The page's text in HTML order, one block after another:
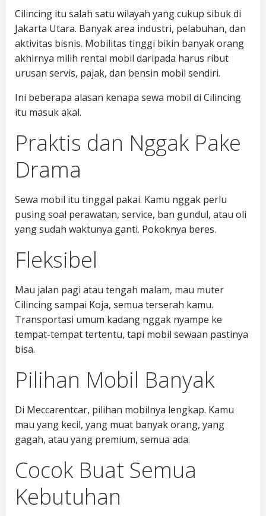
Cilincing itu salah satu wilayah yang cukup sibuk di
Jakarta Utara. Banyak area industri, pelabuhan, dan
aktivitas bisnis. Mobilitas tinggi bikin banyak orang
akhirnya milih rental mobil daripada harus ribut
urusan servis, pajak, dan bensin mobil sendiri.
Ini beberapa alasan kenapa sewa mobil di Cilincing
itu masuk akal.
Praktis dan Nggak Pake
Drama
Sewa mobil itu tinggal pakai. Kamu nggak perlu
pusing soal perawatan, service, ban gundul, atau oli
yang sudah waktunya ganti. Pokoknya beres.
Fleksibel
Mau jalan pagi atau tengah malam, mau muter
Cilincing sampai Koja, semua terserah kamu.
Transportasi umum kadang nggak nyampe ke
tempat-tempat tertentu, tapi mobil sewaan pastinya
bisa.
Pilihan Mobil Banyak
Di Meccarentcar, pilihan mobilnya lengkap. Kamu
mau yang kecil, yang muat banyak orang, yang
gagah, atau yang premium, semua ada.
Cocok Buat Semua
Kebutuhan